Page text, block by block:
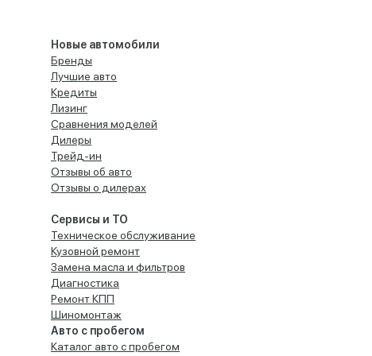
Новые автомобили
Бренды
Лучшие авто
Кредиты
Лизинг
Сравнения моделей
Дилеры
Трейд-ин
Отзывы об авто
Отзывы о дилерах
Сервисы и ТО
Техническое обслуживание
Кузовной ремонт
Замена масла и фильтров
Диагностика
Ремонт КПП
Шиномонтаж
Авто с пробегом
Каталог авто с пробегом